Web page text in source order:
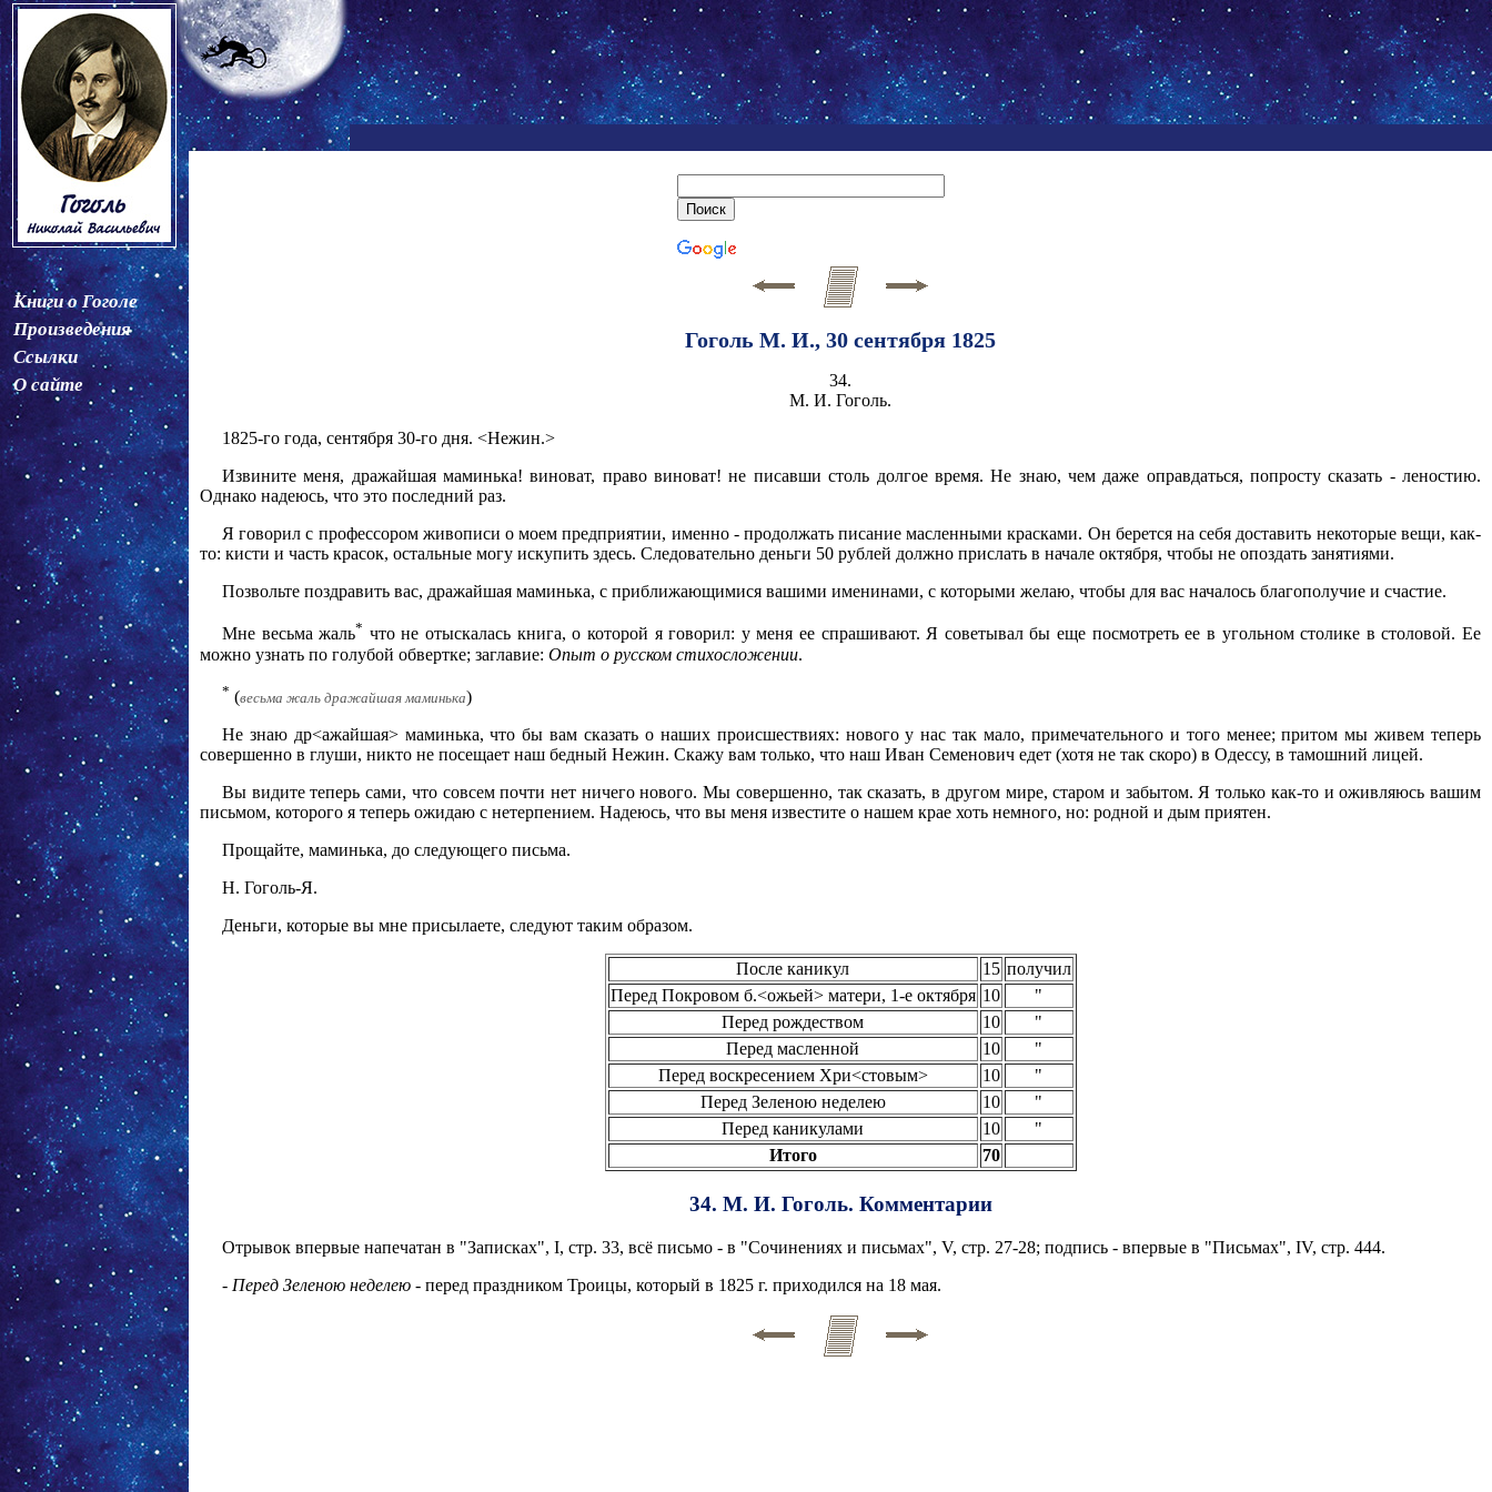
Книги о Гоголе
Произведения
Ссылки
О сайте
Гоголь М. И., 30 сентября 1825
34.
М. И. Гоголь.
1825-го года, сентября 30-го дня. <Нежин.>
Извините меня, дражайшая маминька! виноват, право виноват! не писавши столь долгое время. Не знаю, чем даже оправдаться, попросту сказать - леностию.
Однако надеюсь, что это последний раз.
Я говорил с профессором живописи о моем предприятии, именно - продолжать писание масленными красками. Он берется на себя доставить некоторые вещи, как-
то: кисти и часть красок, остальные могу искупить здесь. Следовательно деньги 50 рублей должно прислать в начале октября, чтобы не опоздать занятиями.
Позвольте поздравить вас, дражайшая маминька, с приближающимися вашими именинами, с которыми желаю, чтобы для вас началось благополучие и счастие.
Мне весьма жаль* что не отыскалась книга, о которой я говорил: у меня ее спрашивают. Я советывал бы еще посмотреть ее в угольном столике в столовой. Ее
можно узнать по голубой обвертке; заглавие: Опыт о русском стихосложении.
* (весьма жаль дражайшая маминька)
Не знаю др<ажайшая> маминька, что бы вам сказать о наших происшествиях: нового у нас так мало, примечательного и того менее; притом мы живем теперь
совершенно в глуши, никто не посещает наш бедный Нежин. Скажу вам только, что наш Иван Семенович едет (хотя не так скоро) в Одессу, в тамошний лицей.
Вы видите теперь сами, что совсем почти нет ничего нового. Мы совершенно, так сказать, в другом мире, старом и забытом. Я только как-то и оживляюсь вашим
письмом, которого я теперь ожидаю с нетерпением. Надеюсь, что вы меня известите о нашем крае хоть немного, но: родной и дым приятен.
Прощайте, маминька, до следующего письма.
Н. Гоголь-Я.
Деньги, которые вы мне присылаете, следуют таким образом.
После каникул 15 получил
Перед Покровом б.<ожьей> матери, 1-е октября 10
"
Перед рождеством
10
"
Перед масленной
10
"
Перед воскресением Хри<стовым>
10
"
Перед Зеленою неделею
10
"
Перед каникулами
10
"
Итого
70
34. М. И. Гоголь. Комментарии
Отрывок впервые напечатан в "Записках", I, стр. 33, всё письмо - в "Сочинениях и письмах", V, стр. 27-28; подпись - впервые в "Письмах", IV, стр. 444.
- Перед Зеленою неделею - перед праздником Троицы, который в 1825 г. приходился на 18 мая.